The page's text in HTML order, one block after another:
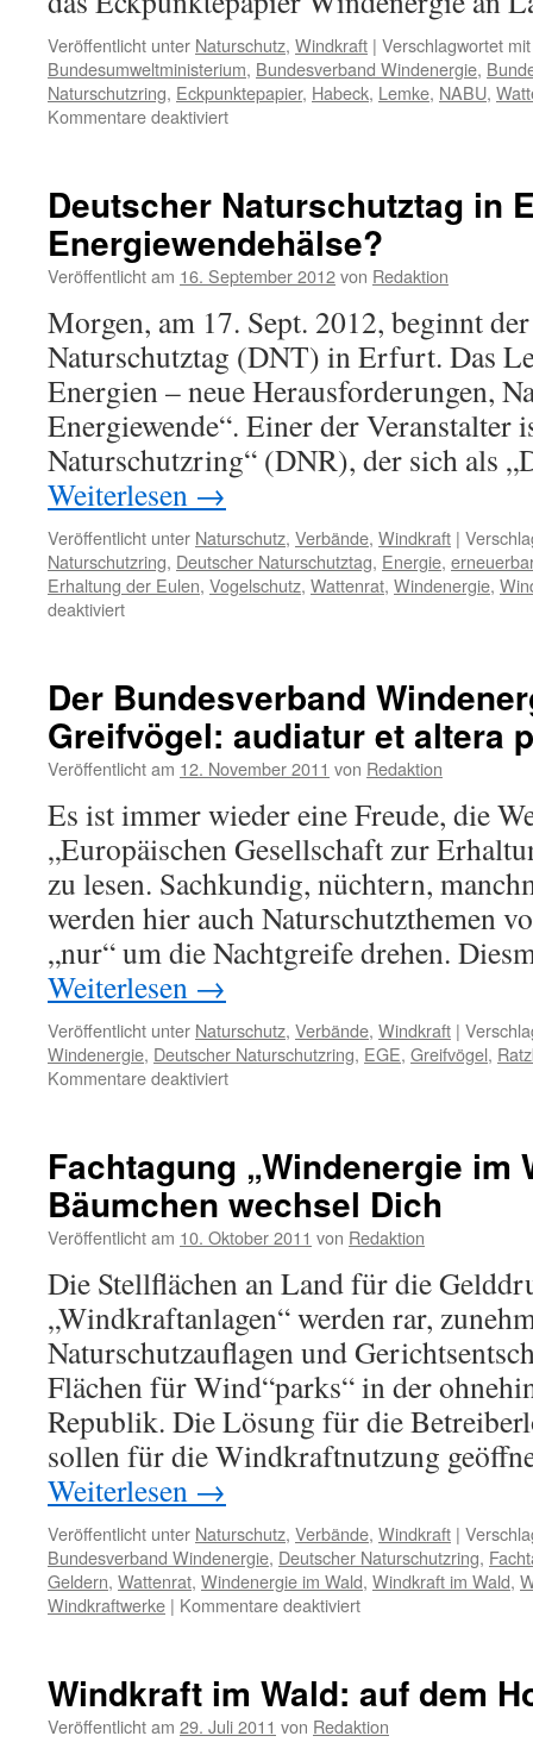
Veröffentlicht unter Naturschutz, Windkraft | Verschlagwortet mit
Bundesumweltministerium, Bundesverband Windenergie,
Naturschutzring, Eckpunktepapier, Habeck, Lemke, NABU,
Kommentare deaktiviertfür
Frontalangriff
auf
den
Naturschutz
Deutscher Naturschutztag in
Energiewendehälse?
Veröffentlicht am 16. September 2012von Redaktion
Morgen, am 17. Sept. 2012, beginnt
Naturschutztag (DNT) in Erfurt. Das
Energien – neue Herausforderungen,
Energiewende“. Einer der Veranstalter
Naturschutzring“ (DNR), der sich als
Weiterlesen →
Veröffentlicht unter Naturschutz, Verbände, Windkraft |
Naturschutzring, Deutscher Naturschutztag, Energie,
Erhaltung der Eulen, Vogelschutz, Wattenrat, Windenergie,
deaktiviertfür
Erfurt
2012:
Energiewendehälse?
Der Bundesverband
Greifvögel: audiatur et altera
Veröffentlicht am 12. November 2011 von Redaktion
Es ist immer wieder eine Freude, die
„Europäischen Gesellschaft zur
zu lesen. Sachkundig, nüchtern,
werden hier auch Naturschutzthemen
„nur“ um die Nachtgreife drehen.
Weiterlesen →
Veröffentlicht unter Naturschutz, Verbände, Windkraft |
Windenergie, Deutscher Naturschutzring, EGE, Greifvögel,
Kommentare deaktiviertfür
und
die
Greifvögel:
audiatur
altera
pars
Fachtagung „Windenergie im
Bäumchen wechsel Dich
Veröffentlicht am 10. Oktober 2011 von Redaktion
Die Stellflächen an Land für die
„Windkraftanlagen“ werden rar,
Naturschutzauflagen und
Flächen für Wind“parks“ in der
Republik. Die Lösung für die
sollen für die Windkraftnutzung
Weiterlesen →
Veröffentlicht unter Naturschutz, Verbände, Windkraft |
Bundesverband Windenergie, Deutscher Naturschutzring,
Geldern, Wattenrat, Windenergie im Wald, Windkraft im Wald,
Windkraftwerke | Kommentare deaktiviertfür
Wald“
in
Windkraft im Wald: auf dem
Veröffentlicht am 29. Juli 2011 von Redaktion